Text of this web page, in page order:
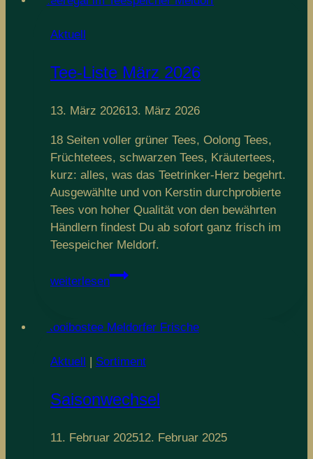
Aktuell
Tee-Liste März 2026
13. März 202613. März 2026
18 Seiten voller grüner Tees, Oolong Tees,
Früchtetees, schwarzen Tees, Kräutertees,
kurz: alles, was das Teetrinker-Herz begehrt.
Ausgewählte und von Kerstin durchprobierte
Tees von hoher Qualität von den bewährten
Händlern findest Du ab sofort ganz frisch im
Teespeicher Meldorf.
weiterlesen
Tee-
Liste
2026
Aktuell | Sortiment
Saisonwechsel
11. Februar 202512. Februar 2025